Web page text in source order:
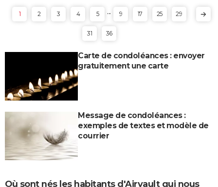
1 2 3 4 5 ... 9 17 25 29
31 36
Carte de condoléances : envoyer
gratuitement une carte
Message de condoléances :
exemples de textes et modèle de
courrier
Où sont nés les habitants d'Airvault qui nous